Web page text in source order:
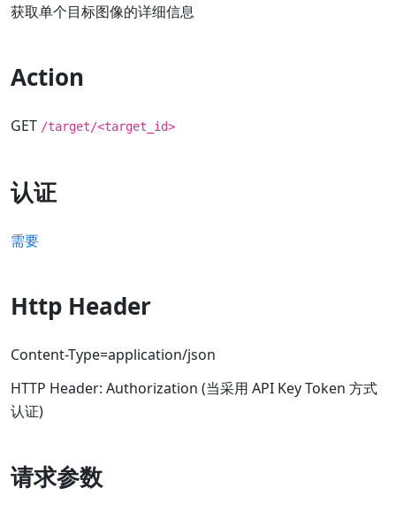
获取单个目标图像的详细信息
Action
GET /target/<target_id>
认证
需要
Http Header
Content-Type=application/json
HTTP Header: Authorization (当采用 API Key Token 方式
认证)
请求参数